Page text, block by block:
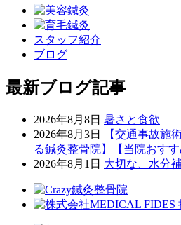
スタッフ紹介
ブログ
最新ブログ記事
2026年8月8日 暑さと食欲
2026年8月3日
【交通事故施
る鍼灸整骨院】【当院おすす
2026年8月1日 大切な、水分